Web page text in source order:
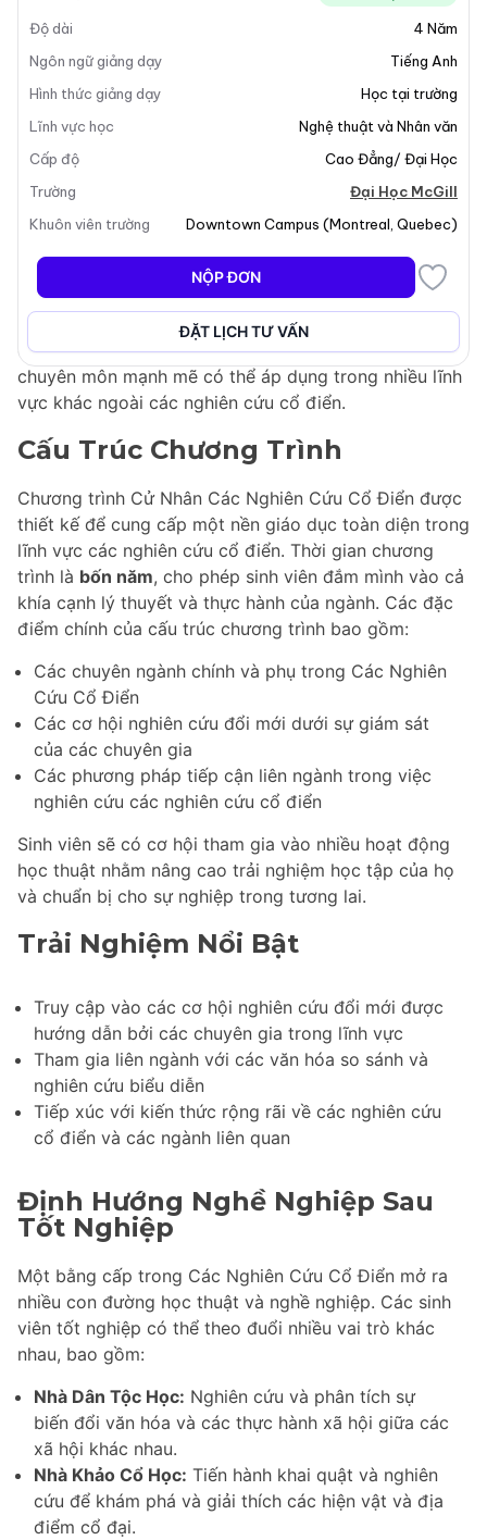
Cử Nhân Các Nghiên Cứu Cổ Điển tại Đại Học McGill
cung cấp cho sinh viên cơ hội khám phá một cái nhìn
liên ngành về Hy Lạp và La Mã cổ đại. Chương trình
này nhấn mạnh việc đào tạo nghiêm ngặt về ngôn ngữ
Hy Lạp và Latin, cung cấp một hiểu biết toàn diện về
thế giới cổ đại qua nhiều lăng kính khác nhau, bao
gồm lịch sử, văn học, khảo cổ học và văn hóa La Mã
và Hy Lạp. Sinh viên sẽ tham gia vào các phương
điển, chẳng hạn như văn hóa so sánh, tiếp nhận và
nghiên cứu biểu diễn. Các sinh viên tốt nghiệp chương
trình này sẽ không chỉ có được kiến thức rộng rãi về
các nghiên cứu cổ điển mà còn phát triển các kỹ năng
chuyên môn mạnh mẽ có thể áp dụng trong nhiều lĩnh
vực khác ngoài các nghiên cứu cổ điển.
Cấu Trúc Chương Trình
Chương trình Cử Nhân Các Nghiên Cứu Cổ Điển được
thiết kế để cung cấp một nền giáo dục toàn diện trong
lĩnh vực các nghiên cứu cổ điển. Thời gian chương
trình là bốn năm, cho phép sinh viên đắm mình vào cả
khía cạnh lý thuyết và thực hành của ngành. Các đặc
điểm chính của cấu trúc chương trình bao gồm:
Các chuyên ngành chính và phụ trong Các Nghiên
Cứu Cổ Điển
Các cơ hội nghiên cứu đổi mới dưới sự giám sát
của các chuyên gia
Các phương pháp tiếp cận liên ngành trong việc
nghiên cứu các nghiên cứu cổ điển
Sinh viên sẽ có cơ hội tham gia vào nhiều hoạt động
học thuật nhằm nâng cao trải nghiệm học tập của họ
và chuẩn bị cho sự nghiệp trong tương lai.
Trải Nghiệm Nổi Bật
Truy cập vào các cơ hội nghiên cứu đổi mới được
hướng dẫn bởi các chuyên gia trong lĩnh vực
Tham gia liên ngành với các văn hóa so sánh và
nghiên cứu biểu diễn
Tiếp xúc với kiến thức rộng rãi về các nghiên cứu
cổ điển và các ngành liên quan
Định Hướng Nghề Nghiệp Sau
Tốt Nghiệp
Một bằng cấp trong Các Nghiên Cứu Cổ Điển mở ra
nhiều con đường học thuật và nghề nghiệp. Các sinh
viên tốt nghiệp có thể theo đuổi nhiều vai trò khác
nhau, bao gồm:
Nhà Dân Tộc Học: Nghiên cứu và phân tích sự
biến đổi văn hóa và các thực hành xã hội giữa các
xã hội khác nhau.
Nhà Khảo Cổ Học: Tiến hành khai quật và nghiên
cứu để khám phá và giải thích các hiện vật và địa
điểm cổ đại.
Độ dài 4 Năm
Ngôn ngữ giảng dạy
Tiếng Anh
Hình thức giảng dạy
Học tại trường
Lĩnh vực học
Nghệ thuật và Nhân văn
Cấp độ
Cao Đẳng/ Đại Học
Trường
Đại Học McGill
Khuôn viên trường
Downtown Campus (Montreal Quebec)
NỘP ĐƠN
ĐẶT LỊCH TƯ VẤN